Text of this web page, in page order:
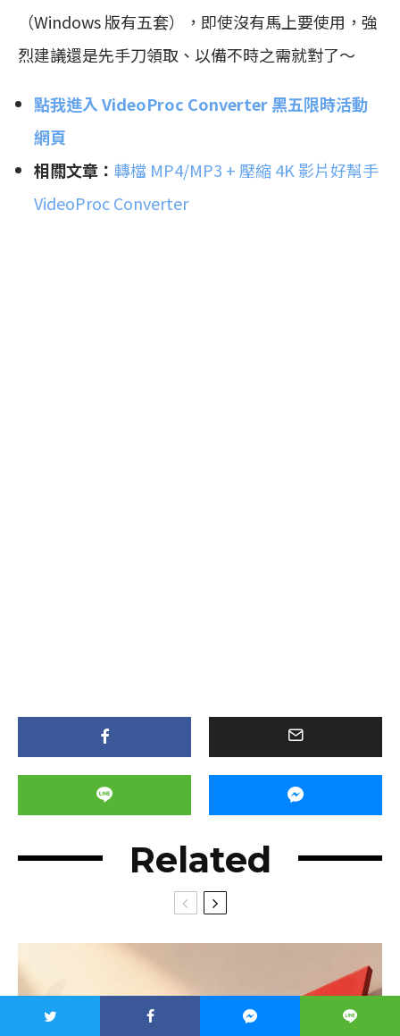
（Windows 版有五套），即使沒有馬上要使用，強
烈建議還是先手刀領取、以備不時之需就對了～
點我進入 VideoProc Converter 黑五限時活動
網頁
相關文章： 轉檔 MP4/MP3 + 壓縮 4K 影片好幫手
VideoProc Converter
Related